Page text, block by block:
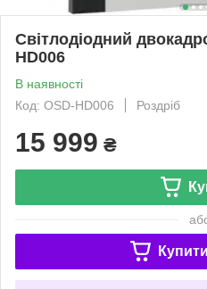
Світлодіодний
HD006
В наявності
Код: OSD-HD006
Роздріб
15 999 ₴